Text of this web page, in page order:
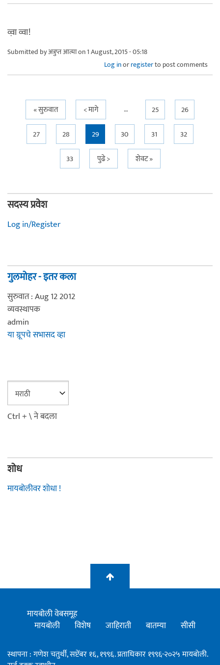
व्व़ा व्वा!
Submitted byअत्रुप्त आत्माon 1 August, 2015 - 05:18
Log inorregisterto post comments
Pages« सुरुवात < मागे … 25
26
27
28 29 30 31
32
33
पुढे > शेवट »
सदस्य प्रवेश
Log in/Register
गुलमोहर - इतर कला
सुरुवात : Aug 12 2012
व्यवस्थापक
admin
या ग्रूपचे सभासद व्हा
Ctrl + \ ने बदला
शोध
मायबोलीवर शोधा !
मायबोली वेबसमूह
मायबोली
विशेष जाहिराती बातम्या सीसी
स्थापना : गणेश चतुर्थी, सप्टेंबर १६, १९९६. प्रताधिकार १९९६-२०२५ मायबोली.